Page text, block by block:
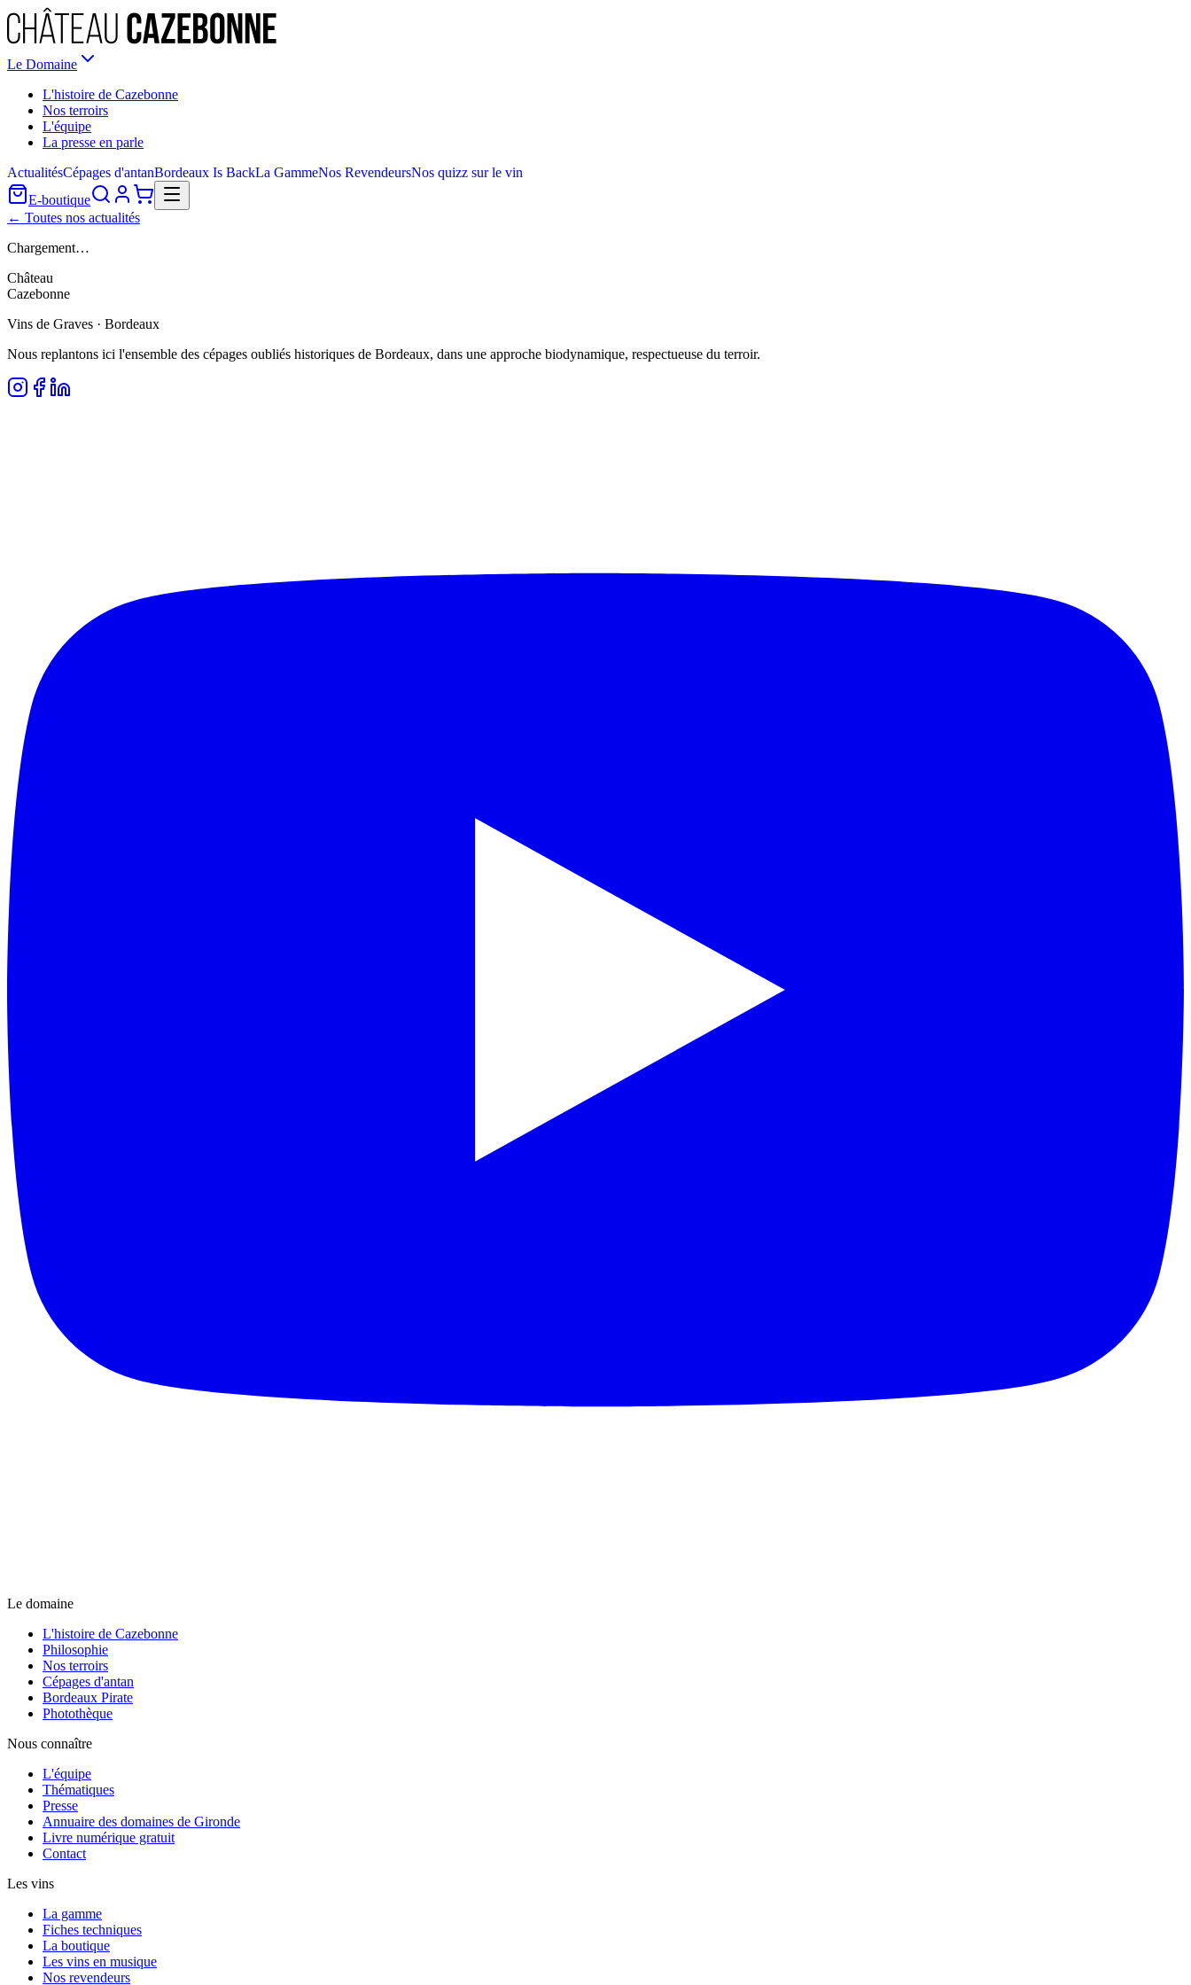
Le Domaine
L'histoire de Cazebonne
Nos terroirs
L'équipe
La presse en parle
ActualitésCépages d'antanBordeaux Is BackLa GammeNos RevendeursNos quizz sur le vin
E-boutique
← Toutes nos actualités
Chargement…
Château
Cazebonne
Vins de Graves · Bordeaux
Nous replantons ici l'ensemble des cépages oubliés historiques de Bordeaux, dans une approche biodynamique, respectueuse du terroir.
Le domaine
L'histoire de Cazebonne
Philosophie
Nos terroirs
Cépages d'antan
Bordeaux Pirate
Photothèque
Nous connaître
L'équipe
Thématiques
Presse
Annuaire des domaines de Gironde
Livre numérique gratuit
Contact
Les vins
La gamme
Fiches techniques
La boutique
Les vins en musique
Nos revendeurs